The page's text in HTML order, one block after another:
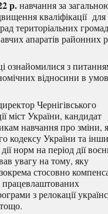
р.навчання за
кваліфікації для
територіальних
апаратів районних
ознайомилися з
відносини в
Чернігівського
міст України, кандидат
навчання про зміни,
кодексу України та
норм на період дії
увагу на тому, яку
стосовно
працевлаштованих
з релокації